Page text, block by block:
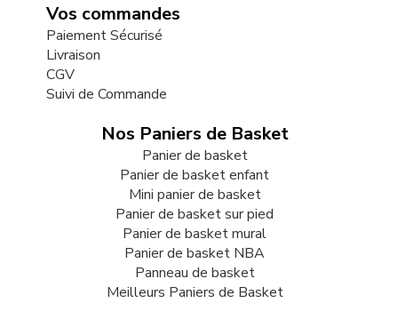
Vos commandes
Paiement Sécurisé
Livraison
CGV
Suivi de Commande
Nos Paniers de Basket
Panier de basket
Panier de basket enfant
Mini panier de basket
Panier de basket sur pied
Panier de basket mural
Panier de basket NBA
Panneau de basket
Meilleurs Paniers de Basket